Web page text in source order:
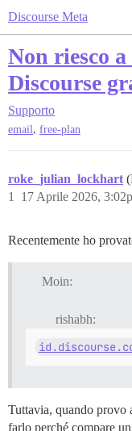
Discourse Meta
Non riesco
Discourse
Supporto
email, free-plan
roke_julian_lockhart
17 Aprile 2026,
1
Recentemente ho
Moin:
rishabh:
Tuttavia, quando provo
farlo perché compare